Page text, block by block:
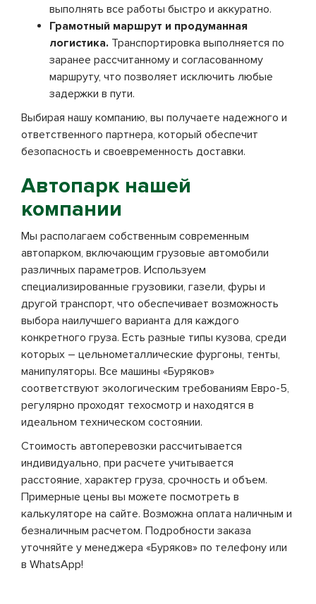
выполнять все работы быстро и аккуратно.
Грамотный маршрут и продуманная
логистика. Транспортировка выполняется по
заранее рассчитанному и согласованному
маршруту, что позволяет исключить любые
задержки в пути.
Выбирая нашу компанию, вы получаете надежного и
ответственного партнера, который обеспечит
безопасность и своевременность доставки.
Автопарк нашей
компании
Мы располагаем собственным современным
автопарком, включающим грузовые автомобили
различных параметров. Используем
специализированные грузовики, газели, фуры и
другой транспорт, что обеспечивает возможность
выбора наилучшего варианта для каждого
конкретного груза. Есть разные типы кузова, среди
которых – цельнометаллические фургоны, тенты,
манипуляторы. Все машины «Буряков»
соответствуют экологическим требованиям Евро-5,
регулярно проходят техосмотр и находятся в
идеальном техническом состоянии.
Стоимость автоперевозки рассчитывается
индивидуально, при расчете учитывается
расстояние, характер груза, срочность и объем.
Примерные цены вы можете посмотреть в
калькуляторе на сайте. Возможна оплата наличным и
безналичным расчетом. Подробности заказа
уточняйте у менеджера «Буряков» по телефону или
в WhatsApp!